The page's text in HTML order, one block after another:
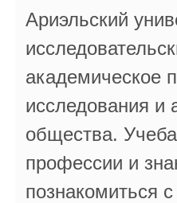
Ариэльский
академическое
исследования и
общества.
профессии и
познакомиться